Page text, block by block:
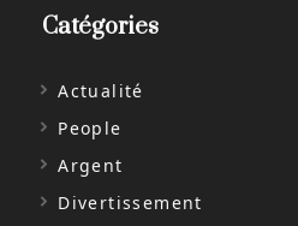
Catégories
Actualité
People
Argent
Divertissement